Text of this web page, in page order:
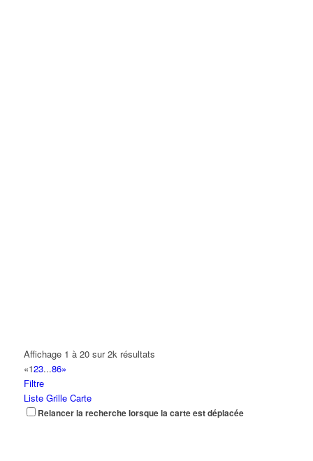
Affichage 1 à 20 sur 2k résultats
«123...86»
Filtre
Liste Grille Carte
Relancer la recherche lorsque la carte est déplacée